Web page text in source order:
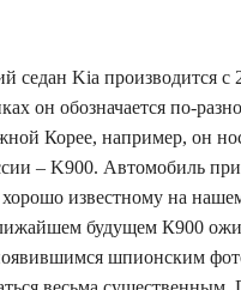
седан Kia производится с
он обозначается по-
Корее, например, он
– K900. Автомобиль
хорошо известному на
будущем К900
шпионским